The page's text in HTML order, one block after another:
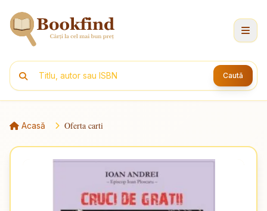
Caută
Acasă Oferta carti